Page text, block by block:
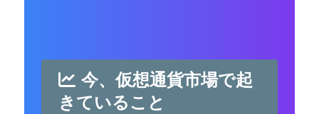
今、仮想通貨市場で起
きていること